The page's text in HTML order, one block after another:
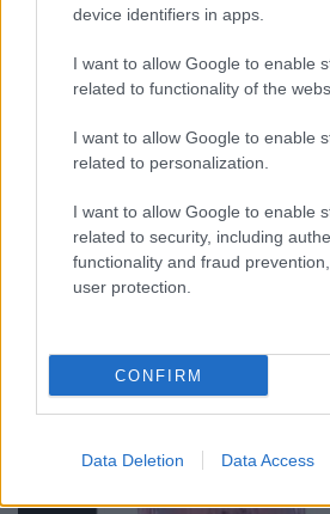
device identifiers in apps.
I want to allow Google to enable
related to functionality of the
I want to allow Google to enable
related to personalization.
I want to allow Google to enable
related to security, including
functionality and fraud
user protection.
CONFIRM
Data Deletion Data Access
19 éves a The
Mode válogatás
Erről mindent leírtam már. Bár, a
felvételek a DM Live Wiki szerint
lettek felvéve... érdekes. Itt a 7
Revelator: